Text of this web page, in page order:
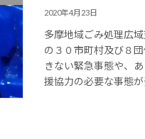
2020年4月23日
多摩地域ごみ処理広
の３０市町村及び８
きない緊急事態や、
援協力の必要な事態